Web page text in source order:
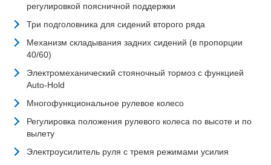
регулировкой поясничной поддержки
Три подголовника для сидений второго ряда
Механизм складывания задних сидений (в пропорции
40/60)
Электромеханический стояночный тормоз с функцией
Auto-Hold
Многофункциональное рулевое колесо
Регулировка положения рулевого колеса по высоте и по
вылету
Электроусилитель руля с тремя режимами усилия